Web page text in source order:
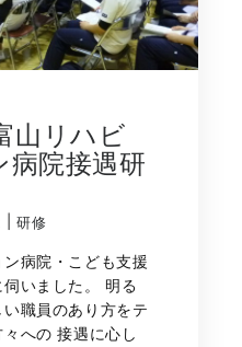
山リハビ
病院接遇研
研修
病院・こども支援
いました。 明る
職員のあり方をテ
への 接遇に心し